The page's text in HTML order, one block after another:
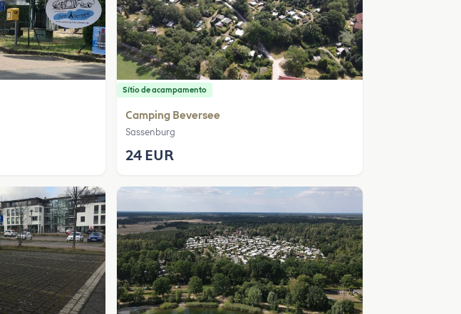
Sítio de acampamento
Camping Beversee
Sassenburg
24 EUR